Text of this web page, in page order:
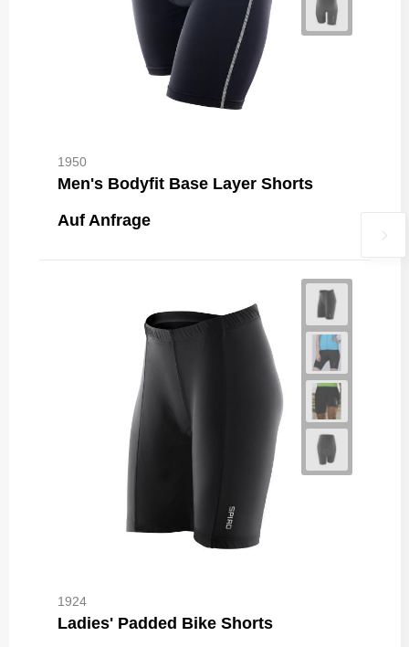
1950
Men's Bodyfit Base Layer Shorts
Auf Anfrage
1924
Ladies' Padded Bike Shorts